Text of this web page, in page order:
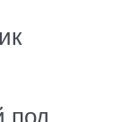
под